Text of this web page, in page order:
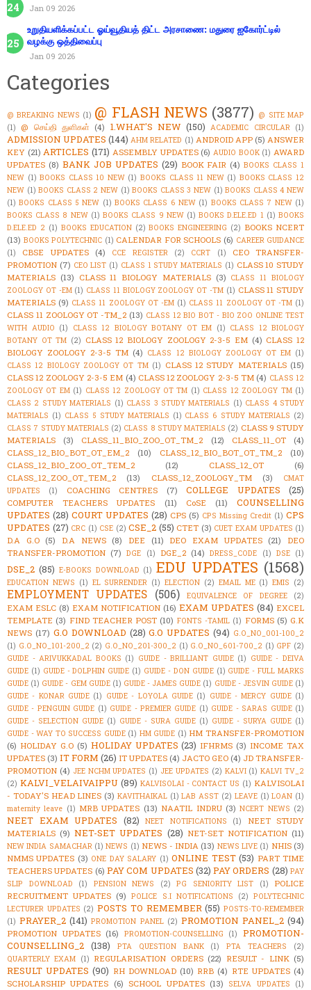
Jan 09 2026
உறுதியளிக்கப்பட்ட ஓய்வூதியத் திட்ட அரசாணை: மதுரை ஐகோர்ட்டில்
வழக்கு ஒத்திவைப்பு
Jan 09 2026
Categories
@ BREAKING NEWS (1) @ FLASH NEWS (3877) @ SITE MAP
(1) @ செய்தி துளிகள் (4) 1.WHAT'S NEW (150) ACADEMIC CIRCULAR (1)
ADMISSION UPDATES (144) AHM RELATED (1) ANDROID APP (5) ANSWER
KEY (21) ARTICLES (171) ASSEMBLY UPDATES (6) AUDIO BOOK (1) AWARD
UPDATES (8) BANK JOB UPDATES (29) BOOK FAIR (4) BOOKS CLASS 1
NEW (1) BOOKS CLASS 10 NEW (1) BOOKS CLASS 11 NEW (1) BOOKS CLASS 12
NEW (1) BOOKS CLASS 2 NEW (1) BOOKS CLASS 3 NEW (1) BOOKS CLASS 4 NEW
(1) BOOKS CLASS 5 NEW (1) BOOKS CLASS 6 NEW (1) BOOKS CLASS 7 NEW (1)
BOOKS CLASS 8 NEW (1) BOOKS CLASS 9 NEW (1) BOOKS D.ELE.ED 1 (1) BOOKS
D.ELE.ED 2 (1) BOOKS EDUCATION (2) BOOKS ENGINEERING (2) BOOKS NCERT
(13) BOOKS POLYTECHNIC (1) CALENDAR FOR SCHOOLS (6) CAREER GUIDANCE
(1)
CBSE UPDATES (4) CCE REGISTER (2) CCRT (1)
CEO TRANSFER-
PROMOTION (7) CEO LIST (1) CLASS 1 STUDY MATERIALS (1) CLASS 10 STUDY
MATERIALS (13) CLASS 11 BIOLOGY MATERIALS (3) CLASS 11 BIOLOGY
ZOOLOGY OT -EM (1) CLASS 11 BIOLOGY ZOOLOGY OT -TM (1) CLASS 11 STUDY
MATERIALS (9) CLASS 11 ZOOLOGY OT -EM (1) CLASS 11 ZOOLOGY OT -TM (1)
CLASS 11 ZOOLOGY OT -TM_2 (13) CLASS 12 BIO BOT - BIO ZOO ONLINE TEST
WITH AUDIO (1) CLASS 12 BIOLOGY BOTANY OT EM (1) CLASS 12 BIOLOGY
BOTANY OT TM (2) CLASS 12 BIOLOGY ZOOLOGY 2-3-5 EM (4) CLASS 12
BIOLOGY ZOOLOGY 2-3-5 TM (4) CLASS 12 BIOLOGY ZOOLOGY OT EM (1)
CLASS 12 BIOLOGY ZOOLOGY OT TM (1) CLASS 12 STUDY MATERIALS (15)
CLASS 12 ZOOLOGY 2-3-5 EM (4) CLASS 12 ZOOLOGY 2-3-5 TM (4) CLASS 12
ZOOLOGY OT EM (1) CLASS 12 ZOOLOGY OT TM (1) CLASS 12 ZOOLOGY TM (1)
CLASS 2 STUDY MATERIALS (1) CLASS 3 STUDY MATERIALS (1) CLASS 4 STUDY
MATERIALS (1) CLASS 5 STUDY MATERIALS (1) CLASS 6 STUDY MATERIALS (2)
CLASS 7 STUDY MATERIALS (2) CLASS 8 STUDY MATERIALS (2) CLASS 9 STUDY
MATERIALS
(3) CLASS_11_BIO_ZOO_OT_TM_2 (12) CLASS_11_OT
(4)
CLASS_12_BIO_BOT_OT_EM_2
(10) CLASS_12_BIO_BOT_OT_TM_2
(10)
CLASS_12_BIO_ZOO_OT_TEM_2
(12) CLASS_12_OT
(6)
CLASS_12_ZOO_OT_TEM_2
(13) CLASS_12_ZOOLOGY_TM (3)
CMAT
UPDATES
(1) COACHING CENTRES (7) COLLEGE UPDATES (25)
COMPUTER TEACHERS UPDATES (11) CoSE (11)
COUNSELLING
UPDATES (28) COURT UPDATES (28) CPS (5) CPS Missing Credit (1) CPS
UPDATES (27) CRC (1) CSE (2) CSE_2 (55) CTET (3) CUET EXAM UPDATES (1)
D.A G.O (5) D.A NEWS (8) DEE (11) DEO EXAM UPDATES (21)
DEO
TRANSFER-PROMOTION (7) DGE (1) DGE_2 (14) DRESS_CODE (1) DSE (1)
DSE_2 (85) E-BOOKS DOWNLOAD (1) EDU UPDATES (1568)
EDUCATION NEWS (1) EL SURRENDER (1) ELECTION (2) EMAIL ME (1) EMIS (2)
EMPLOYMENT UPDATES (506) EQUIVALENCE OF DEGREE (2)
EXAM ESLC (8) EXAM NOTIFICATION (16) EXAM UPDATES (84) EXCEL
TEMPLATE (3) FIND TEACHER POST (10) FONTS -TAMIL (1) FORMS (5) G.K
NEWS (17) G.O DOWNLOAD (28) G.O UPDATES (94) G.O_NO_001-100_2
(1) G.O_NO_101-200_2 (2) G.O_NO_201-300_2 (1) G.O_NO_601-700_2 (1) GPF (2)
GUIDE - ARIVUKKADAL BOOKS (1) GUIDE - BRILLIANT GUIDE (1) GUIDE - DEIVA
GUIDE (1) GUIDE - DOLPHIN GUIDE (1) GUIDE - DON GUIDE (1) GUIDE - FULL MARKS
GUIDE (1) GUIDE - GEM GUIDE (1) GUIDE - JAMES GUIDE (1) GUIDE - JESVIN GUIDE (1)
GUIDE - KONAR GUIDE (1) GUIDE - LOYOLA GUIDE (1) GUIDE - MERCY GUIDE (1)
GUIDE - PENGUIN GUIDE (1) GUIDE - PREMIER GUIDE (1) GUIDE - SARAS GUIDE (1)
GUIDE - SELECTION GUIDE (1) GUIDE - SURA GUIDE (1) GUIDE - SURYA GUIDE (1)
GUIDE - WAY TO SUCCESS GUIDE (1) HM GUIDE (1) HM TRANSFER-PROMOTION
(6) HOLIDAY G.O (5) HOLIDAY UPDATES (23) IFHRMS (3) INCOME TAX
UPDATES (3) IT FORM (26) IT UPDATES (4) JACTO GEO (4) JD TRANSFER-
PROMOTION (4) JEE NCHM UPDATES (1) JEE UPDATES (2) KALVI (1) KALVI TV_2
(2) KALVI_VELAIVAIPPU (89) KALVISOLAI - CONTACT US (1) KALVISOLAI
- TODAY'S HEAD LINES (3) KAVITHAIKAL (1) LAB ASST (2) LEAVE (1) LOAN (1)
maternity leave (1) MRB UPDATES (13) NAATIL INDRU (3) NCERT NEWS (2)
NEET EXAM UPDATES (82) NEET NOTIFICATIONS (1)
NEET STUDY
MATERIALS (9) NET-SET UPDATES (28) NET-SET NOTIFICATION (11)
NEW INDIA SAMACHAR (1) NEWS (1) NEWS - INDIA (13) NEWS LIVE (1) NHIS (3)
NMMS UPDATES (3) ONE DAY SALARY (1) ONLINE TEST (53) PART TIME
TEACHERS UPDATES (6) PAY COM UPDATES (32) PAY ORDERS (28) PAY
SLIP DOWNLOAD
(1) PENSION NEWS (2) PG SENIORITY LIST (1)
POLICE
RECRUITMENT UPDATES (9) POLICE S.I NOTIFICATIONS (2) POLYTECHNIC
LECTURER UPDATES (2) POSTS TO REMEMBER (55) POSTS-TO-REMEMBER
(1) PRAYER_2 (141) PROMOTION PANEL (2) PROMOTION PANEL_2 (94)
PROMOTION UPDATES (16) PROMOTION-COUNSELLING (1)
PROMOTION-
COUNSELLING_2 (138) PTA QUESTION BANK (1) PTA TEACHERS
(2)
QUARTERLY EXAM (1) REGULARISATION ORDERS (22) RESULT - LINK (5)
RESULT UPDATES (90) RH DOWNLOAD (10) RRB (4) RTE UPDATES (4)
SCHOLARSHIP UPDATES (6) SCHOOL UPDATES (13) SELVA UPDATES
(1)